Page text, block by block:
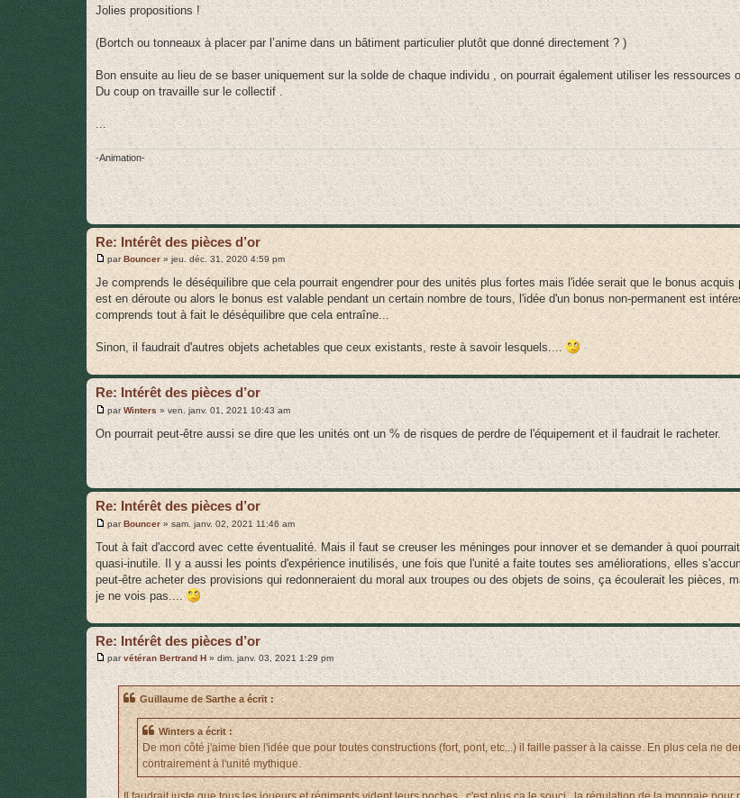
s
g
e
Jolies propositions !
(Bortch ou tonneaux à placer par l’anime dans un bâtiment particulier plutôt que donné directement ? )
Bon ensuite au lieu de se baser uniquement sur la solde de chaque individu , on pourrait également utiliser les ressources
Du coup on travaille sur le collectif .
...
-Animation-
Re: Intérêt des pièces d’or
M
s
a
g
parBouncer» jeu. déc. 31, 2020 4:59 pm
Je comprends le déséquilibre que cela pourrait engendrer pour des unités plus fortes mais l'idée serait que le bonus acquis
est en déroute ou alors le bonus est valable pendant un certain nombre de tours, l'idée d'un bonus non-permanent est
comprends tout à fait le déséquilibre que cela entraîne...
Sinon, il faudrait d'autres objets achetables que ceux existants, reste à savoir lesquels....
Re: Intérêt des pièces d’or
M
s
e
par Winters » ven. janv. 01, 2021 10:43 am
On pourrait peut-être aussi se dire que les unités ont un % de risques de perdre de l'équipement et il faudrait le racheter.
Re: Intérêt des pièces d’or
M
s
a
g
parBouncer» sam. janv. 02, 2021 11:46 am
Tout à fait d'accord avec cette éventualité. Mais il faut se creuser les méninges pour innover et se demander à quoi
quasi-inutile. Il y a aussi les points d'expérience inutilisés, une fois que l'unité a faite toutes ses améliorations, elles
peut-être acheter des provisions qui redonneraient du moral aux troupes ou des objets de soins, ça écoulerait les pièces,
je ne vois pas....
Re: Intérêt des pièces d’or
M
s
e
parvétéran Bertrand H » dim. janv. 03, 2021 1:29 pm
Guillaume de Sarthe a écrit :
Winters a écrit :
De mon côté j'aime bien l'idée que pour toutes constructions (fort, pont, etc...) il faille passer à la caisse. En plus cela ne
contrairement à l'unité mythique.